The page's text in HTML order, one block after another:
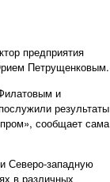
предприятия
Петрущенковым.
и
результаты
сообщает сама
Северо-западную
в различных